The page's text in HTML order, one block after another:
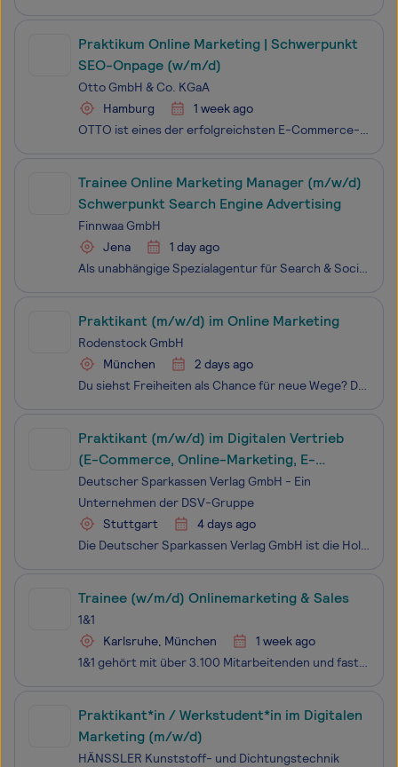
Praktikum Online Marketing | Schwerpunkt
SEO-Onpage (w/m/d)
Otto GmbH & Co. KGaA
Hamburg
1 week ago
OTTO ist eines der erfolgreichsten E-Commerce-Unternehmen Europas. Mit mehr als 18 Millionen Artikeln und über 34.000 Marken gehört otto.de heute zu den führenden deutschen Onlineshopping-Plattformen. Als Marktplatz öffnen wir uns stetig für weitere Marken und Partner und wachsen so immer weiter. Au
Trainee Online Marketing Manager (m/w/d)
Schwerpunkt Search Engine Advertising
Finnwaa GmbH
Jena
1 day ago
Als unabhängige Spezialagentur für Search & Social Media Advertising entwickeln wir gemeinsam mit unseren Kunden maßgeschneiderte, erfolgreiche Werbekampagnen für Suchmaschinen und soziale Netzwerke. In unserer langjährigen Tätigkeit haben wir uns detailliertes Branchenwissen angeeignet und über
Praktikant (m/w/d) im Online Marketing
Rodenstock GmbH
München
2 days ago
Du siehst Freiheiten als Chance für neue Wege? Du sagst, was du denkst, und du tust, was du sagst? Erfolge treiben dich an, neue Herausforderungen anzunehmen und diese mit Leidenschaft zu meistern? Dann bist du bei uns genau richtig! Über uns Die Rodenstock Group ist ein internationaler Innovationsf
Praktikant (m/w/d) im Digitalen Vertrieb
(E-Commerce, Online-Marketing, E-
Business, digitale Medien)
Deutscher Sparkassen Verlag GmbH - Ein
Unternehmen der DSV-Gruppe
Stuttgart
4 days ago
Die Deutscher Sparkassen Verlag GmbH ist die Holding der DSV-Gruppe, des spezialisierten Dienstleisters für die Sparkassen-Finanzgruppe. Wir gestalten die Gruppenstrategie und die Konzernstruktur, sind das Sprachrohr und der Vertrieb der DSV-Gruppe und mit Shared Services in den Bereichen Finan
Trainee (w/m/d) Onlinemarketing & Sales
1&1
Karlsruhe, München
1 week ago
1&1 gehört mit über 3.100 Mitarbeitenden und fast 16 Millionen Kundenverträgen zu den führenden Telekommunikationsanbietern in Deutschland. Mit Pioniergeist, ungewöhnlichen Ideen und kreativen Teams haben wir eine führende Marktstellung im Mobilfunk und bei Breitband-Anschlüssen erobert. Durch d
Praktikant*in / Werkstudent*in im Digitalen
Marketing (m/w/d)
HÄNSSLER Kunststoff- und Dichtungstechnik